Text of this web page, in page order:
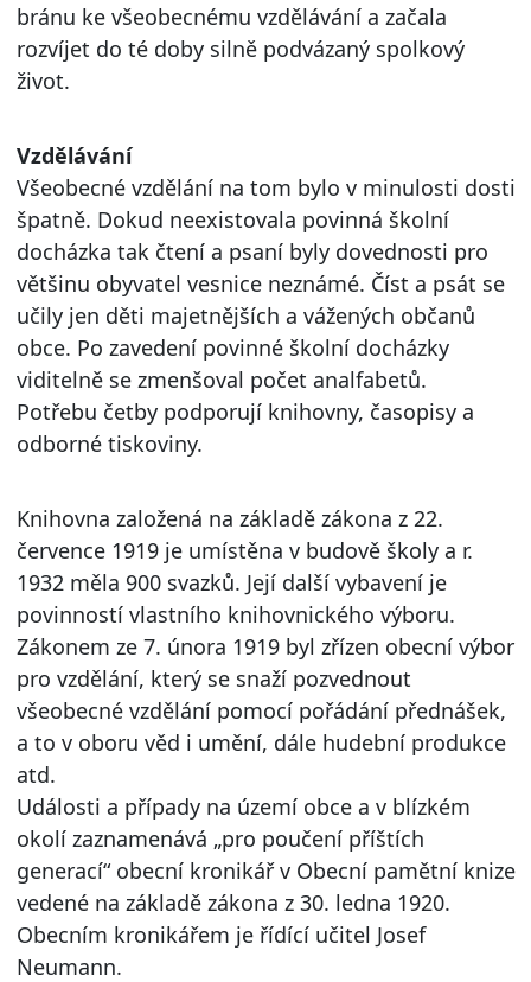
bránu ke všeobecnému vzdělávání a začala
rozvíjet do té doby silně podvázaný spolkový
život.
Vzdělávání
Všeobecné vzdělání na tom bylo v minulosti dosti
špatně. Dokud neexistovala povinná školní
docházka tak čtení a psaní byly dovednosti pro
většinu obyvatel vesnice neznámé. Číst a psát se
učily jen děti majetnějších a vážených občanů
obce. Po zavedení povinné školní docházky
viditelně se zmenšoval počet analfabetů.
Potřebu četby podporují knihovny, časopisy a
odborné tiskoviny.
Knihovna založená na základě zákona z 22.
července 1919 je umístěna v budově školy a r.
1932 měla 900 svazků. Její další vybavení je
povinností vlastního knihovnického výboru.
Zákonem ze 7. února 1919 byl zřízen obecní výbor
pro vzdělání, který se snaží pozvednout
všeobecné vzdělání pomocí pořádání přednášek,
a to v oboru věd i umění, dále hudební produkce
atd.
Události a případy na území obce a v blízkém
okolí zaznamenává „pro poučení příštích
generací“ obecní kronikář v Obecní pamětní knize
vedené na základě zákona z 30. ledna 1920.
Obecním kronikářem je řídící učitel Josef
Neumann.